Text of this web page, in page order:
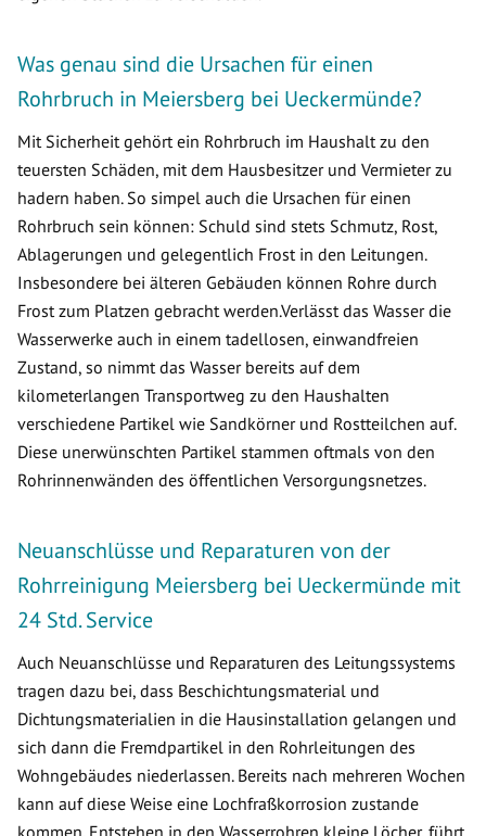
Was genau sind die Ursachen für einen
Rohrbruch in Meiersberg bei Ueckermünde?
Mit Sicherheit gehört ein Rohrbruch im Haushalt zu den
teuersten Schäden, mit dem Hausbesitzer und Vermieter zu
hadern haben. So simpel auch die Ursachen für einen
Rohrbruch sein können: Schuld sind stets Schmutz, Rost,
Ablagerungen und gelegentlich Frost in den Leitungen.
Insbesondere bei älteren Gebäuden können Rohre durch
Frost zum Platzen gebracht werden.Verlässt das Wasser die
Wasserwerke auch in einem tadellosen, einwandfreien
Zustand, so nimmt das Wasser bereits auf dem
kilometerlangen Transportweg zu den Haushalten
verschiedene Partikel wie Sandkörner und Rostteilchen auf.
Diese unerwünschten Partikel stammen oftmals von den
Rohrinnenwänden des öffentlichen Versorgungsnetzes.
Neuanschlüsse und Reparaturen von der
Rohrreinigung Meiersberg bei Ueckermünde mit
24 Std. Service
Auch Neuanschlüsse und Reparaturen des Leitungssystems
tragen dazu bei, dass Beschichtungsmaterial und
Dichtungsmaterialien in die Hausinstallation gelangen und
sich dann die Fremdpartikel in den Rohrleitungen des
Wohngebäudes niederlassen. Bereits nach mehreren Wochen
kann auf diese Weise eine Lochfraßkorrosion zustande